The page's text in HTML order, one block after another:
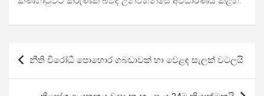
Post
navigation
නීති විරෝධී පොහොර ගබඩාවක් හා වෙළඳ සැලක් වටලයි